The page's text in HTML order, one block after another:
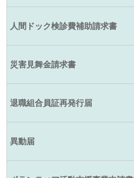
人間ドック検診費補助請求書
災害見舞金請求書
退職組合員証再発行届
異動届